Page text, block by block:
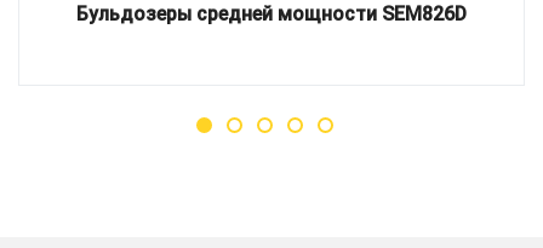
Бульдозеры средней мощности SEM826D